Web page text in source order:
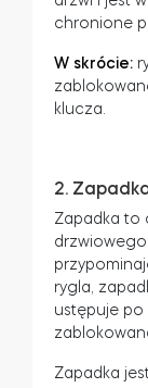
chronione
W skrócie:
klucza.
2.
Zapadka to
rygla,
ustępuje po
Zapadka